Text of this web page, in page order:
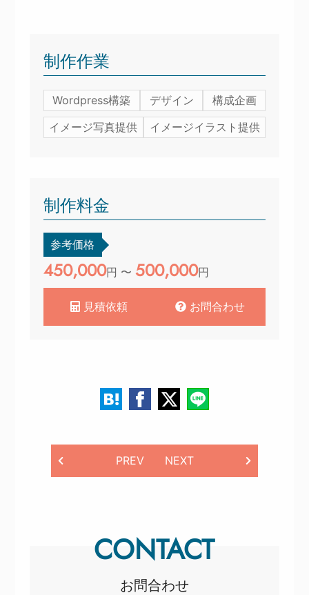
制作作業
Wordpress構築 デザイン
構成企画
イメージ写真提供
イメージイラスト提供
制作料金
参考価格
450,000円 〜 500,000円
見積依頼 お問合わせ
PREV NEXT
CONTACT
お問合わせ